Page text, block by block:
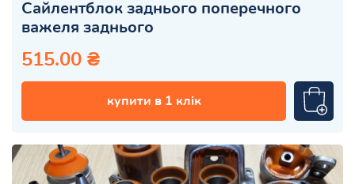
Сайлентблок заднього поперечного
важеля заднього
515.00 ₴
купити в 1 клік